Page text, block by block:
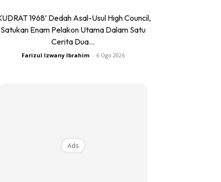
1968’ Dedah Asal-Usul High Council,
Satukan Enam Pelakon Utama Dalam Satu
Cerita Dua...
Farizul Izwany Ibrahim - 6 Ogo 2026
Ads